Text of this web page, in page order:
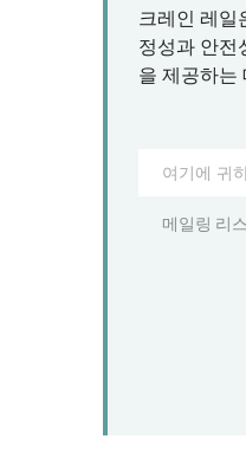
크레인 레일
정성과 안전
을 제공하는
메일링 리